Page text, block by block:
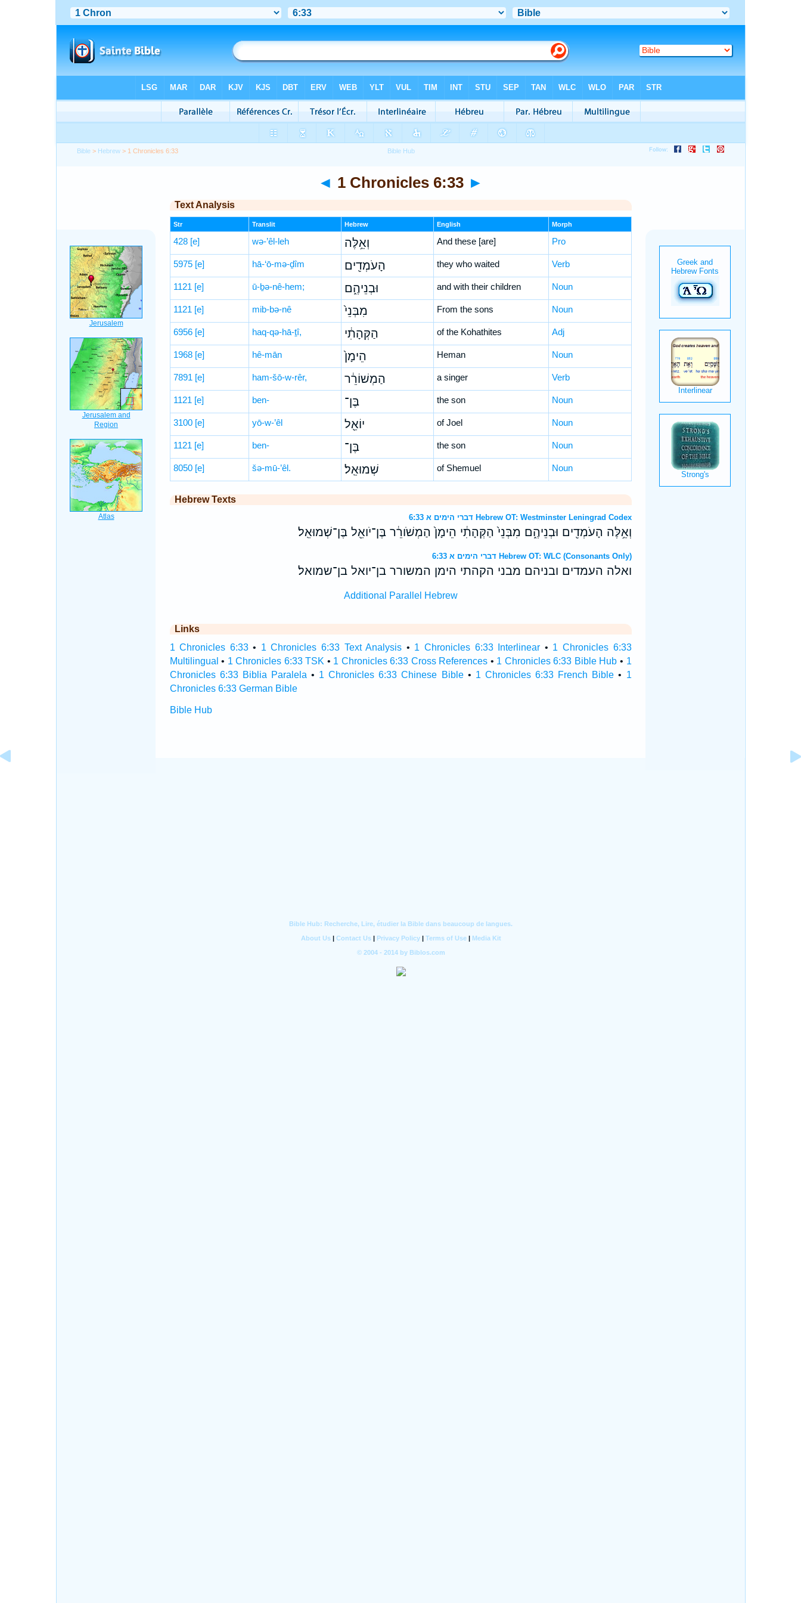
Bible > Hebrew > 1 Chronicles 6:33
◄ 1 Chronicles 6:33 ►
Text Analysis
Str Translit Hebrew English Morph
428 [e] wə-’êl-leh וְאֵ֥לֶּה And these [are] Pro
5975 [e] hā-‘ō-mə-ḏîm הָעֹמְדִ֖ים they who waited Verb
1121 [e] ū-ḇə-nê-hem; וּבְנֵיהֶ֑ם and with their children Noun
1121 [e] mib-bə-nê מִבְּנֵי֙ From the sons Noun
6956 [e] haq-qə-hā-ṯî, הַקְּהָתִ֔י of the Kohathites Adj
1968 [e] hê-mān הֵימָן֙ Heman Noun
7891 [e] ham-šō-w-rêr, הַמְשׁוֹרֵ֔ר a singer Verb
1121 [e] ben- בֶּן־ the son Noun
3100 [e] yō-w-’êl יוֹאֵ֖ל of Joel Noun
1121 [e] ben- בֶּן־ the son Noun
8050 [e] šə-mū-’êl. שְׁמוּאֵֽל׃ of Shemuel Noun
Hebrew Texts
דברי הימים א 6:33 Hebrew OT: Westminster Leningrad Codex
וְאֵ֥לֶּה הָעֹמְדִ֖ים וּבְנֵיהֶ֑ם מִבְּנֵי֙ הַקְּהָתִ֔י הֵימָן֙ הַמְשֹׁורֵ֔ר בֶּן־יֹואֵ֖ל בֶּן־שְׁמוּאֵֽל׃
דברי הימים א 6:33 Hebrew OT: WLC (Consonants Only)
ואלה העמדים ובניהם מבני הקהתי הימן המשורר בן־יואל בן־שמואל׃
Additional Parallel Hebrew
Links
1 Chronicles 6:33• 1 Chronicles 6:33 Text Analysis • 1 Chronicles 6:33 Interlinear • 1 Chronicles 6:33
Multilingual • 1 Chronicles 6:33 TSK • 1 Chronicles 6:33 Cross References • 1 Chronicles 6:33 Bible Hub • 1
Chronicles 6:33 Biblia Paralela • 1 Chronicles 6:33 Chinese Bible• 1 Chronicles 6:33 French Bible • 1
Chronicles 6:33 German Bible
Bible Hub